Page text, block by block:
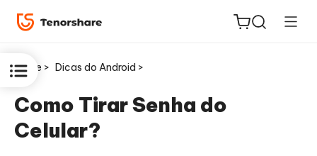
Home > Dicas do Android >
Como Tirar Senha do
Celular?